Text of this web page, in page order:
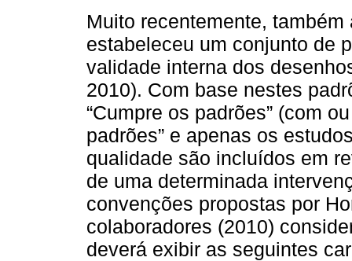
Muito recentemente,
estabeleceu um conjunto de
validade interna dos
2010). Com base nestes
“Cumpre os padrões” (com
padrões” e apenas os
qualidade são incluídos em
de uma determinada
convenções propostas por
colaboradores (2010)
deverá exibir as seguintes